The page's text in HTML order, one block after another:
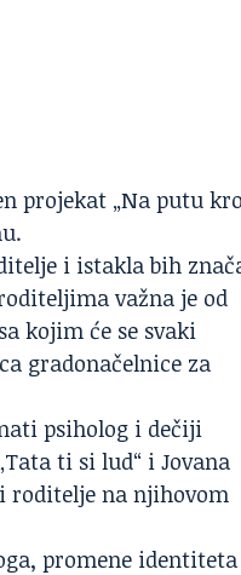
projekat „Na putu
i istakla bih
važna je od
kojim će se svaki
gradonačelnice za
psiholog i dečiji
ti si lud“ i Jovana
roditelje na njihovom
promene identiteta